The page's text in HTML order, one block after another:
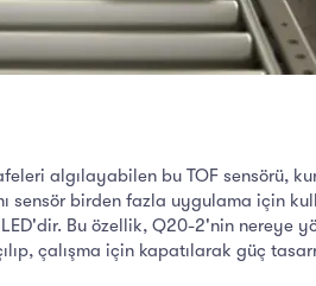
algılayabilen bu TOF sensörü,
sensör birden fazla uygulama için
Bu özellik, Q20-2'nin nereye
çalışma için kapatılarak güç